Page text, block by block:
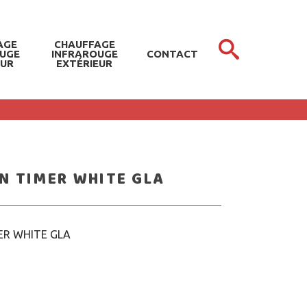
CHAUFFAGE
INFRAROUGE
EXTÉRIEUR
CONTACT
TIMER WHITE GLA
WHITE GLA